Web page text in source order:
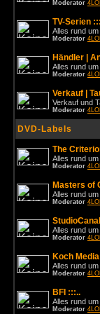
Moderator
TV-Serien
Alles rund
Moderator
Händler |
Alles rund
Moderator
Verkauf |
Verkauf und
Moderator
DVD-Labels
The
Alles rund
Moderator
Masters of
Alles rund
Moderator
Alles rund
Moderator
Koch
Alles rund
Moderator
BFI :::..
Alles rund
Moderator